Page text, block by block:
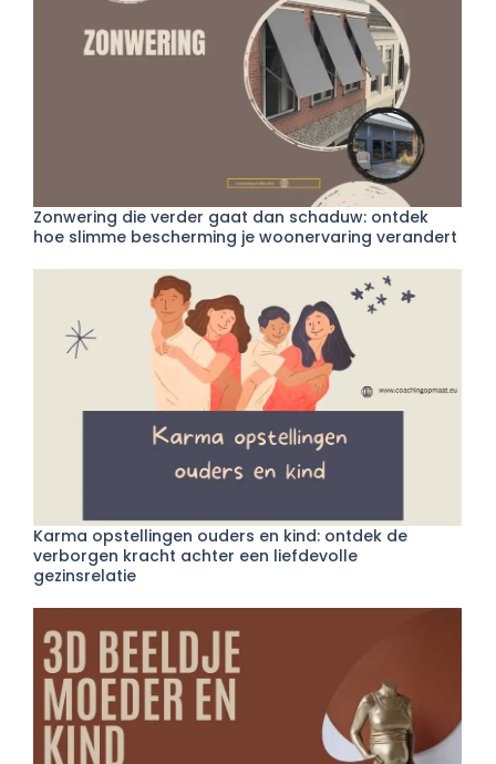
Zonwering die verder gaat dan schaduw: ontdek
hoe slimme bescherming je woonervaring verandert
Karma opstellingen ouders en kind: ontdek de
verborgen kracht achter een liefdevolle
gezinsrelatie